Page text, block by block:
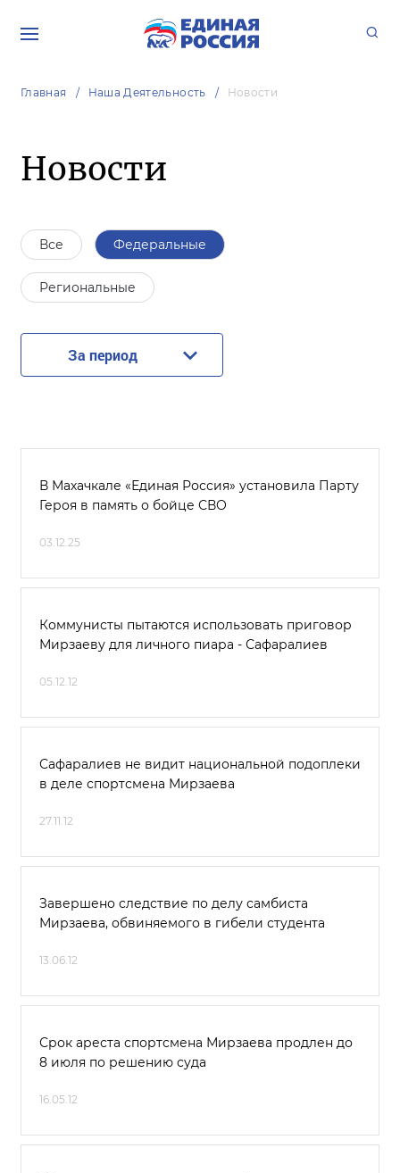
Главная Наша Деятельность Новости
Новости
Все Федеральные
Региональные
За период
В Махачкале «Единая Россия» установила Парту
Героя в память о бойце СВО
03.12.25
Коммунисты пытаются использовать приговор
Мирзаеву для личного пиара - Сафаралиев
05.12.12
Сафаралиев не видит национальной подоплеки
в деле спортсмена Мирзаева
27.11.12
Завершено следствие по делу самбиста
Мирзаева, обвиняемого в гибели студента
13.06.12
Срок ареста спортсмена Мирзаева продлен до
8 июля по решению суда
16.05.12